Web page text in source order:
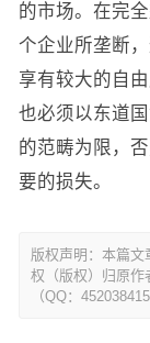
的市场。在完
个企业所垄断
享有较大的自
也必须以东道
的范畴为限，
要的损失。
版权声明：本篇
权（版权）归原作
（QQ：